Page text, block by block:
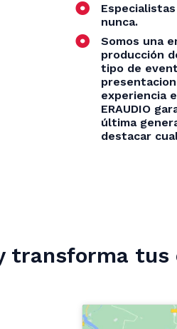
nunca.
Somos una
producción
tipo de
experiencia
ERAUDIO
última
destacar
tus